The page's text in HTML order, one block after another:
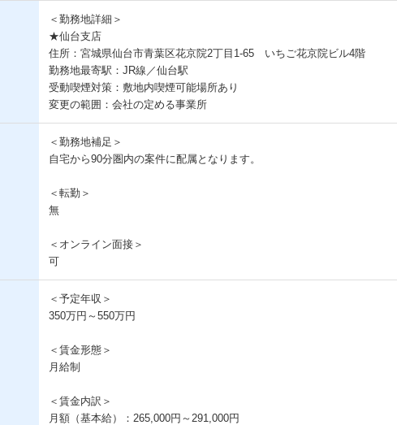
＜勤務地詳細＞
★仙台支店
住所：宮城県仙台市青葉区花京院2丁目1-65 いちご花京院ビル4階
勤務地最寄駅：JR線／仙台駅
受動喫煙対策：敷地内喫煙可能場所あり
変更の範囲：会社の定める事業所
＜勤務地補足＞
自宅から90分圏内の案件に配属となります。
＜転勤＞
無
＜オンライン面接＞
可
＜予定年収＞
350万円～550万円
＜賃金形態＞
月給制
＜賃金内訳＞
月額（基本給）：265,000円～291,000円